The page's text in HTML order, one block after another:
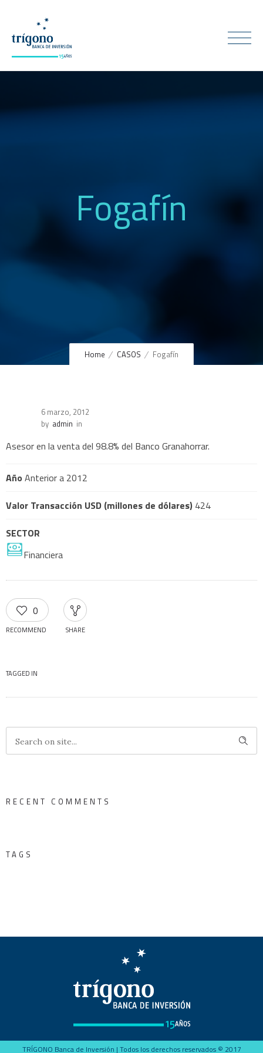
Fogafín
Home CASOS Fogafín
6 marzo, 2012
by admin in
Asesor en la venta del 98.8% del Banco Granahorrar.
Año Anterior a 2012
Valor Transacción USD (millones de dólares) 424
SECTOR
Financiera
0
RECOMMEND SHARE
TAGGED IN
RECENT COMMENTS
TAGS
TRÍGONO Banca de Inversión | Todos los derechos reservados © 2017